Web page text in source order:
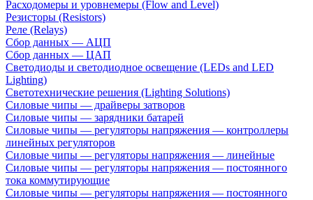
Расходомеры и уровнемеры (Flow and Level)
Резисторы (Resistors)
Реле (Relays)
Сбор данных — АЦП
Сбор данных — ЦАП
Светодиоды и светодиодное освещение (LEDs and LED
Lighting)
Светотехнические решения (Lighting Solutions)
Силовые чипы — драйверы затворов
Силовые чипы — зарядники батарей
Силовые чипы — регуляторы напряжения — контроллеры
линейных регуляторов
Силовые чипы — регуляторы напряжения — линейные
Силовые чипы — регуляторы напряжения — постоянного
тока коммутирующие
Силовые чипы — регуляторы напряжения — постоянного